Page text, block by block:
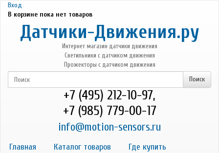
Перейти к основному содержанию
Вход
В корзине пока нет товаров
Датчики-Движения.ру
Интернет магазин датчики движения
Светильники с датчиком движения
Прожекторы с датчиком движения
+7 (495) 212-10-97,
+7 (985) 779-00-17
info@motion-sensors.ru
Главная Каталог товаров
Где купить